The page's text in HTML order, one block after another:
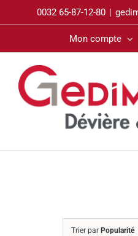
0032 65-87-12-80 |
Mon compte
Trier par Popularité